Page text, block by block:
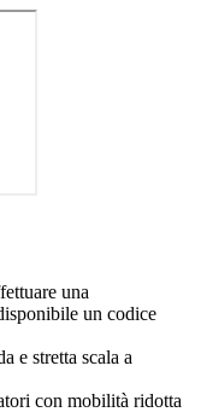
una
un codice
e stretta scala a
con mobilità ridotta